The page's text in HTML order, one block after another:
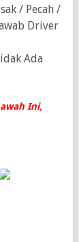
/ Pecah /
Driver
Ada
Ini,